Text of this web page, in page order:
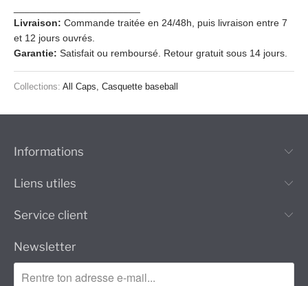
Livraison: Commande traitée en 24/48h, puis livraison entre 7
et 12 jours ouvrés.
Garantie: Satisfait ou remboursé. Retour gratuit sous 14 jours.
Collections: All Caps Casquette baseball
Informations
Liens utiles
Service client
Newsletter